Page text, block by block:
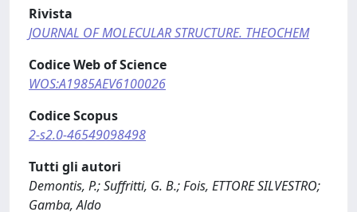
Rivista
JOURNAL OF MOLECULAR STRUCTURE. THEOCHEM
Codice Web of Science
WOS:A1985AEV6100026
Codice Scopus
2-s2.0-46549098498
Tutti gli autori
Demontis, P.; Suffritti, G. B.; Fois, ETTORE SILVESTRO;
Gamba, Aldo